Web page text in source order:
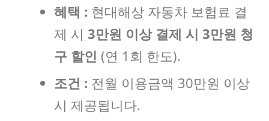
혜택 : 현대해상 자동차 보험료 결
제 시 3만원 이상 결제 시 3만원 청
구 할인 (연 1회 한도).
조건 : 전월 이용금액 30만원 이상
시 제공됩니다.